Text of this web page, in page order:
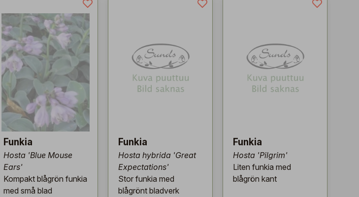
Funkia
Hosta 'Blue Mouse
Ears'
Kompakt blågrön funkia
med små blad
Funkia
Hosta hybrida 'Great
Expectations'
Stor funkia med
blågrönt bladverk
Funkia
Hosta 'Pilgrim'
Liten funkia med
blågrön kant